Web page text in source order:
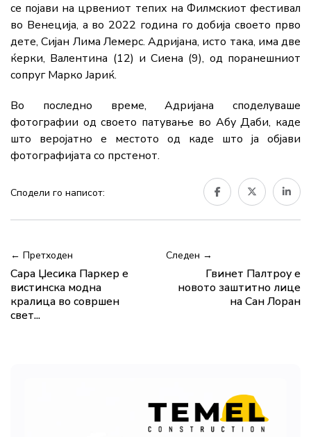
се појави на црвениот тепих на Филмскиот фестивал
во Венеција, а во 2022 година го добија своето прво
дете, Сијан Лима Лемерс. Адријана, исто така, има две
ќерки, Валентина (12) и Сиена (9), од поранешниот
сопруг Марко Јариќ.
Во последно време, Адријана споделуваше
фотографии од своето патување во Абу Даби, каде
што веројатно е местото од каде што ја објави
фотографијата со прстенот.
Сподели го написот:
← Претходен
Сара Џесика Паркер е
вистинска модна
кралица во совршен
свет...
Следен →
Гвинет Палтроу е
новото заштитно лице
на Сан Лоран